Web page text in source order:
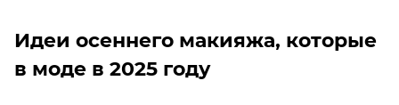
Идеи осеннего макияжа, которые
в моде в 2025 году